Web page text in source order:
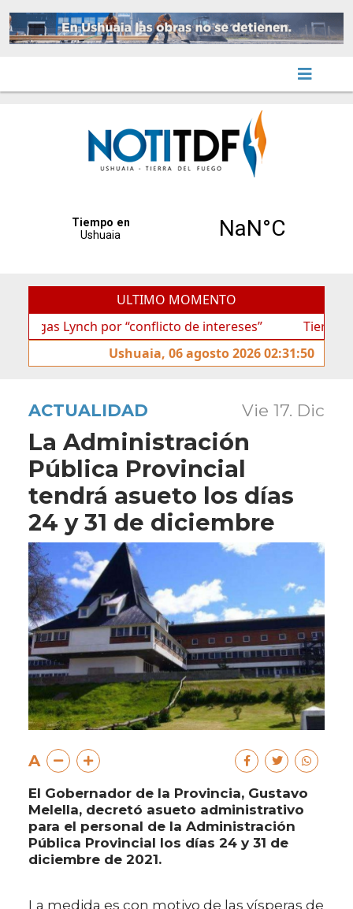
ULTIMO MOMENTO
Lynch por “conflicto de intereses”
Tierra del
Ushuaia, 06 agosto 2026 02:31:50
ACTUALIDAD Vie 17. Dic
La Administración
Pública Provincial
tendrá asueto los días
24 y 31 de diciembre
A
El Gobernador de la Provincia, Gustavo
Melella, decretó asueto administrativo
para el personal de la Administración
Pública Provincial los días 24 y 31 de
diciembre de 2021.
La medida es con motivo de las vísperas de